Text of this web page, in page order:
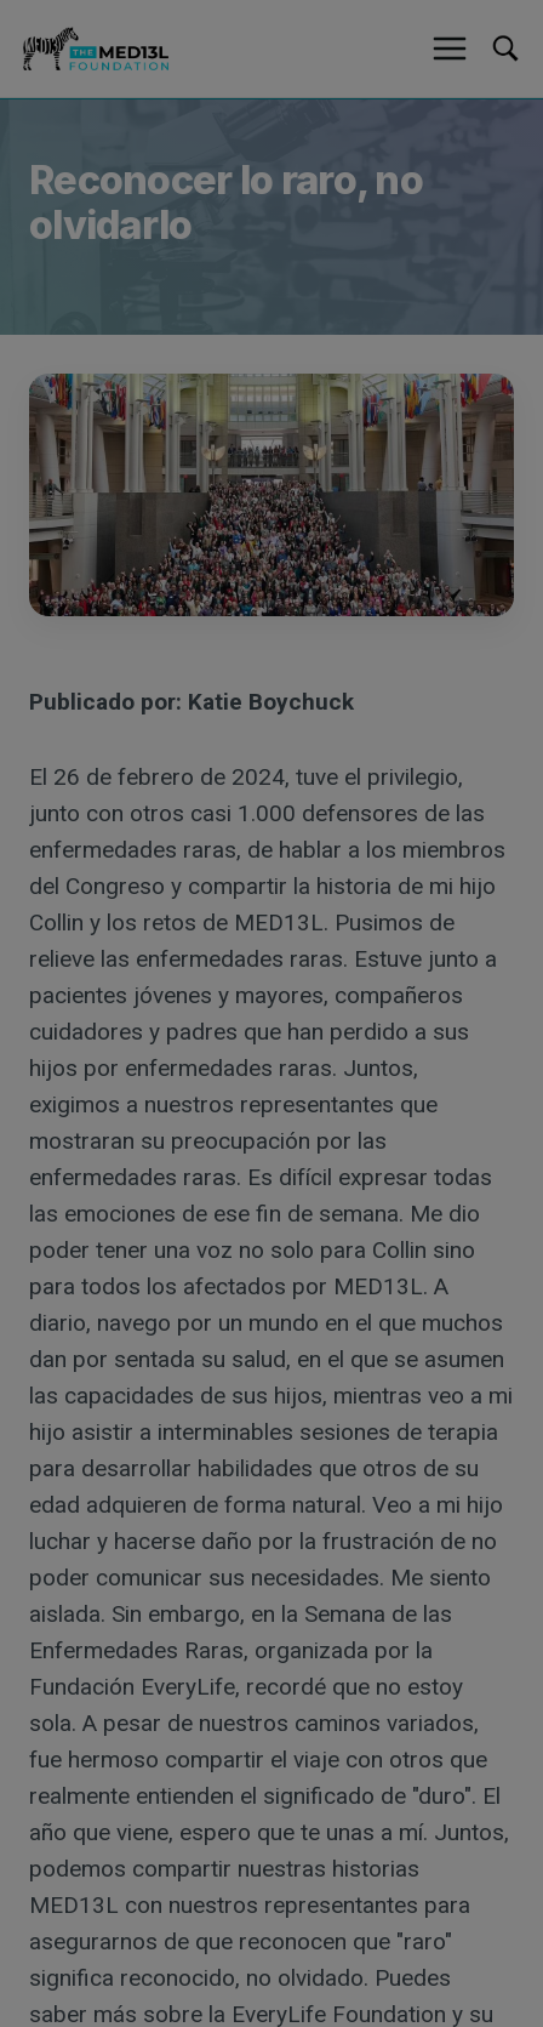
Reconocer lo raro, no
olvidarlo
Publicado por: Katie Boychuck
El 26 de febrero de 2024, tuve el privilegio,
junto con otros casi 1.000 defensores de las
enfermedades raras, de hablar a los miembros
del Congreso y compartir la historia de mi hijo
Collin y los retos de MED13L. Pusimos de
relieve las enfermedades raras. Estuve junto a
pacientes jóvenes y mayores, compañeros
cuidadores y padres que han perdido a sus
hijos por enfermedades raras. Juntos,
exigimos a nuestros representantes que
mostraran su preocupación por las
enfermedades raras. Es difícil expresar todas
las emociones de ese fin de semana. Me dio
poder tener una voz no solo para Collin sino
para todos los afectados por MED13L. A
diario, navego por un mundo en el que muchos
dan por sentada su salud, en el que se asumen
las capacidades de sus hijos, mientras veo a mi
hijo asistir a interminables sesiones de terapia
para desarrollar habilidades que otros de su
edad adquieren de forma natural. Veo a mi hijo
luchar y hacerse daño por la frustración de no
poder comunicar sus necesidades. Me siento
aislada. Sin embargo, en la Semana de las
Enfermedades Raras, organizada por la
Fundación EveryLife, recordé que no estoy
sola. A pesar de nuestros caminos variados,
fue hermoso compartir el viaje con otros que
realmente entienden el significado de "duro". El
año que viene, espero que te unas a mí. Juntos,
podemos compartir nuestras historias
MED13L con nuestros representantes para
asegurarnos de que reconocen que "raro"
significa reconocido, no olvidado. Puedes
saber más sobre la EveryLife Foundation y su